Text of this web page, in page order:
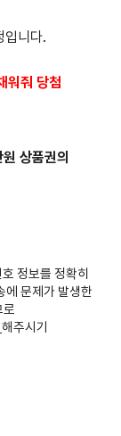
입니다.
워줘 당첨
상품권의
정보를 정확히
에 문제가 발생한
해주시기